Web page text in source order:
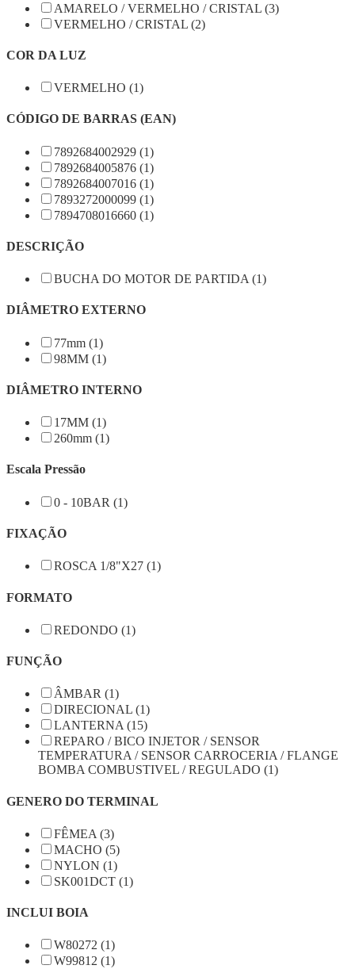
AMARELO / VERMELHO / CRISTAL (3)
VERMELHO / CRISTAL (2)
COR DA LUZ
VERMELHO (1)
CÓDIGO DE BARRAS (EAN)
7892684002929 (1)
7892684005876 (1)
7892684007016 (1)
7893272000099 (1)
7894708016660 (1)
DESCRIÇÃO
BUCHA DO MOTOR DE PARTIDA (1)
DIÂMETRO EXTERNO
77mm (1)
98MM (1)
DIÂMETRO INTERNO
17MM (1)
260mm (1)
Escala Pressão
0 - 10BAR (1)
FIXAÇÃO
ROSCA 1/8"X27 (1)
FORMATO
REDONDO (1)
FUNÇÃO
ÂMBAR (1)
DIRECIONAL (1)
LANTERNA (15)
REPARO / BICO INJETOR / SENSOR
TEMPERATURA / SENSOR CARROCERIA / FLANGE
BOMBA COMBUSTIVEL / REGULADO (1)
GENERO DO TERMINAL
FÊMEA (3)
MACHO (5)
NYLON (1)
SK001DCT (1)
INCLUI BOIA
W80272 (1)
W99812 (1)